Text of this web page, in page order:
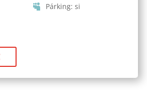
Párking: si